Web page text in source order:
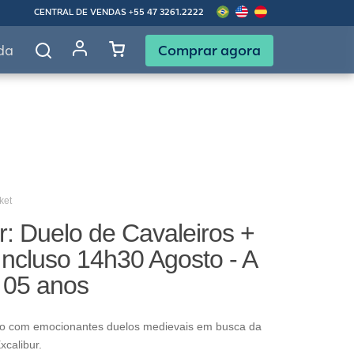
CENTRAL DE VENDAS +55 47 3261.2222
Comprar agora
Duelo de Cavaleiros +
14h30 Agosto - A
anos
com emocionantes duelos medievais em busca da